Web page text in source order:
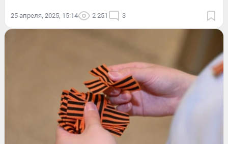
25 апреля, 2025, 15:14 2 251 3